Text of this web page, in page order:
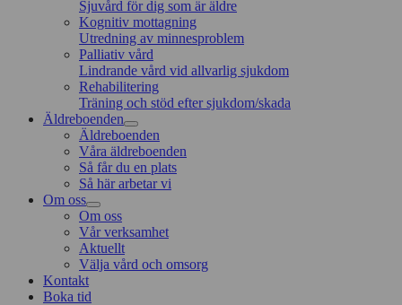
Sjuvård för dig som är äldre
Kognitiv mottagning
Utredning av minnesproblem
Palliativ vård
Lindrande vård vid allvarlig sjukdom
Rehabilitering
Träning och stöd efter sjukdom/skada
Äldreboenden
Äldreboenden
Våra äldreboenden
Så får du en plats
Så här arbetar vi
Om oss
Om oss
Vår verksamhet
Aktuellt
Välja vård och omsorg
Kontakt
Boka tid